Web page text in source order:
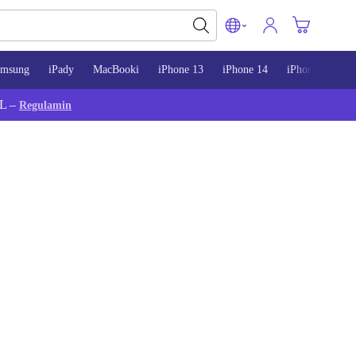
iPady MacBooki iPhone 13 iPhone 14 iPhone 15
– Regulamin